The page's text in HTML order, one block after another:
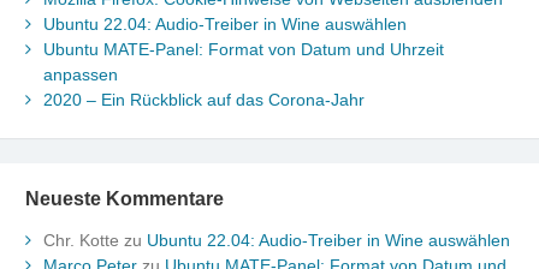
Ubuntu 22.04: Audio-Treiber in Wine auswählen
Ubuntu MATE-Panel: Format von Datum und Uhrzeit
anpassen
2020 – Ein Rückblick auf das Corona-Jahr
Neueste Kommentare
Chr. Kotte zu Ubuntu 22.04: Audio-Treiber in Wine auswählen
Marco Peter zu Ubuntu MATE-Panel: Format von Datum und